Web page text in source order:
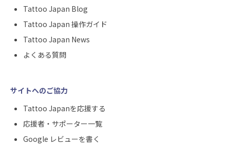
Tattoo Japan Blog
Tattoo Japan 操作ガイド
Tattoo Japan News
よくある質問
サイトへのご協力
Tattoo Japanを応援する
応援者・サポーター一覧
Google レビューを書く